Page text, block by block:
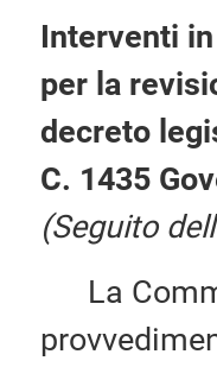
Interventi
per la
decreto
C. 1435
(Seguito
La